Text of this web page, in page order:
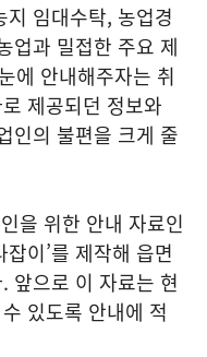
지 임대수탁, 농업경
업과 밀접한 주요 제
에 안내해주자는 취
제공되던 정보와
인의 불편을 크게 줄
을 위한 안내 자료인
이’를 제작해 읍면
앞으로 이 자료는 현
있도록 안내에 적